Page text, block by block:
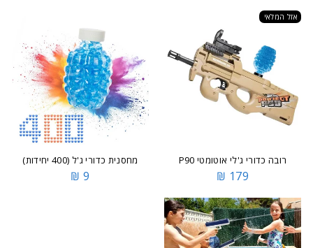
אזל המלאי
רובה כדורי ג'לי אוטומטי P90
179 ₪
מחסנית כדורי ג'ל (400 יחידות)
9 ₪